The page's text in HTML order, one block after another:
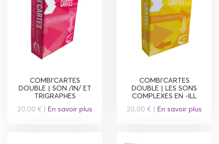
COMBI'CARTES
DOUBLE | SON /IN/ ET
TRIGRAPHES
20,00 € | En savoir plus
COMBI'CARTES
DOUBLE | LES SONS
COMPLEXES EN -ILL
20,00 € | En savoir plus